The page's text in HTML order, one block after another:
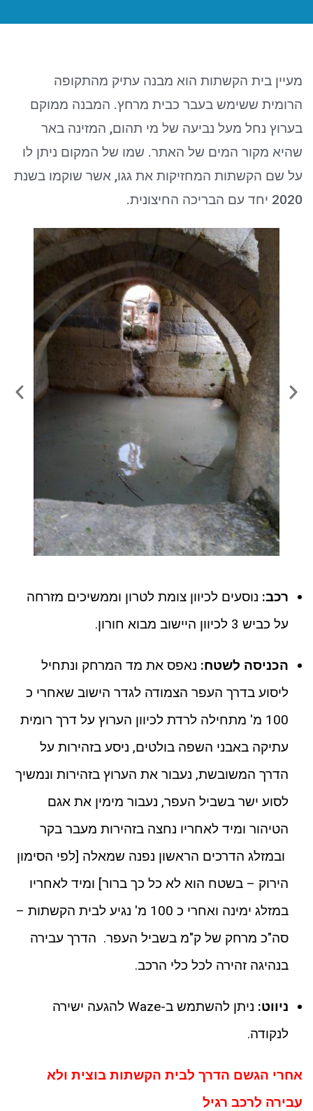
סמן קישורים
מעיין בית הקשתות הוא מבנה עתיק מהתקופה
הרומית ששימש בעבר כבית מרחץ. המבנה ממוקם
בערוץ נחל מעל נביעה של מי תהום, המזינה באר
שהיא מקור המים של האתר. שמו של המקום ניתן לו
על שם הקשתות המחזיקות את גגו, אשר שוקמו בשנת
2020 יחד עם הבריכה החיצונית.
רכב: נוסעים לכיוון צומת לטרון וממשיכים מזרחה
על כביש 3 לכיוון היישוב מבוא חורון.
הכניסה לשטח: נאפס את מד המרחק ונתחיל
ליסוע בדרך העפר הצמודה לגדר הישוב שאחרי כ
100 מ' מתחילה לרדת לכיוון הערוץ על דרך רומית
עתיקה באבני השפה בולטים, ניסע בזהירות על
הדרך המשובשת, נעבור את הערוץ בזהירות ונמשיך
לסוע ישר בשביל העפר, נעבור מימין את אגם
הטיהור ומיד לאחריו נחצה בזהירות מעבר בקר
ובמזלג הדרכים הראשון נפנה שמאלה [לפי הסימון
הירוק – בשטח הוא לא כל כך ברור] ומיד לאחריו
במזלג ימינה ואחרי כ 100 מ' נגיע לבית הקשתות –
סה"כ מרחק של ק"מ בשביל העפר. הדרך עבירה
בנהיגה זהירה לכל כלי הרכב.
ניווט:
ניתן להשתמש ב-Waze להגעה ישירה
לנקודה.
אחרי הגשם הדרך לבית הקשתות בוצית ולא
עבירה לרכב רגיל